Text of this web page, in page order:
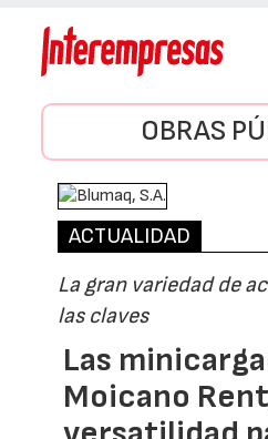
OBRAS
ACTUALIDAD
La gran variedad de
las claves
Las
Moicano